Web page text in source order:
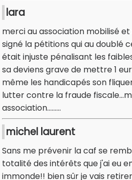
lara
merci au association mobilisé et
signé la pétitions qui au doublé
était injuste pénalisant les
sa deviens grave de mettre 1
même les handicapés son
lutter contre la fraude
association.........
michel laurent
Sans me prévenir la caf se
totalité des intérêts que j'ai eu
immonde!! bien sûr je vais